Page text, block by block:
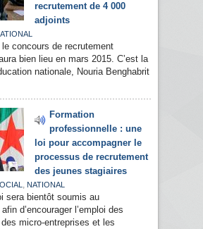
recrutement de 4 000
adjoints
concours de recrutement
bien lieu en mars 2015. C’est la
nationale, Nouria Benghabrit
Formation
professionnelle : une
loi pour accompagner le
processus de recrutement
des jeunes stagiaires
, NATIONAL
sera bientôt soumis au
d’encourager l’emploi des
micro-entreprises et les